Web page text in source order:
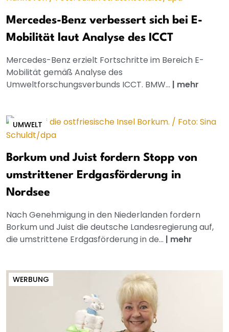
Mercedes-Benz verbessert sich bei E-
Mobilität laut Analyse des ICCT
Mercedes-Benz erzielt Fortschritte im Bereich E-
Mobilität gemäß Analyse des
Umweltforschungsverbunds ICCT. BMW... | mehr
UMWELT
Borkum und Juist fordern Stopp von
umstrittener Erdgasförderung in
Nordsee
Nach Genehmigung in den Niederlanden fordern
Borkum und Juist die deutsche Landesregierung auf,
die umstrittene Erdgasförderung in de... | mehr
WERBUNG